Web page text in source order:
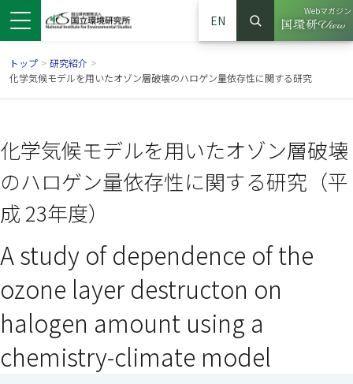
ウで開きます）
ンドウで開きます）
ウインドウで開きます）
EN
サイト内検索
検索
Webマガジン
（別ウイ
トップ > 研究紹介 >
化学気候モデルを用いたオゾン層破壊のハロゲン量依存性に関する研究
化学気候モデルを用いたオゾン層破壊
のハロゲン量依存性に関する研究（平
成 23年度）
A study of dependence of the
ozone layer destructon on
halogen amount using a
chemistry-climate model